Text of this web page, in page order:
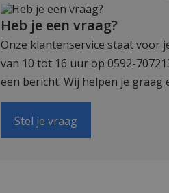
Heb je een vraag?
Onze klantenservice staat voor
van 10 tot 16 uur op 0592-
een bericht. Wij helpen je graag
Stel je vraag